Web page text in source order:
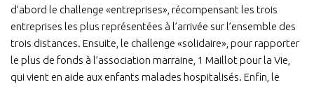
d’abord le challenge «entreprises», récompensant les trois
entreprises les plus représentées à l’arrivée sur l’ensemble des
trois distances. Ensuite, le challenge «solidaire», pour rapporter
le plus de fonds à l’association marraine, 1 Maillot pour la Vie,
qui vient en aide aux enfants malades hospitalisés. Enfin, le